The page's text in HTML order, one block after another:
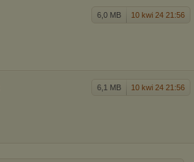
6,0 MB 10 kwi 24 21:56
6,1 MB 10 kwi 24 21:56